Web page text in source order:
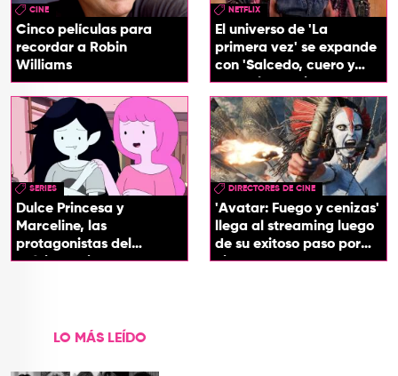
CINE
Cinco películas para
recordar a Robin
Williams
NETFLIX
El universo de 'La
primera vez' se expande
con 'Salcedo, cuero y
boogaloo', spin off
SERIES
Dulce Princesa y
Marceline, las
protagonistas del
próximo spin-off de 'Hora
DIRECTORES DE CINE
'Avatar: Fuego y cenizas'
llega al streaming luego
de su exitoso paso por
cines
LO MÁS LEÍDO